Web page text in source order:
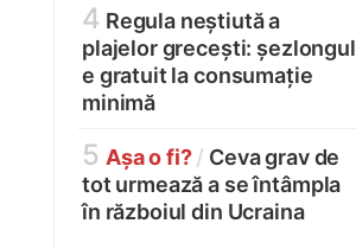
4 Regula neștiută a
plajelor grecești: șezlongul
e gratuit la consumație
minimă
5 Așa o fi? / Ceva grav de
tot urmează a se întâmpla
în războiul din Ucraina